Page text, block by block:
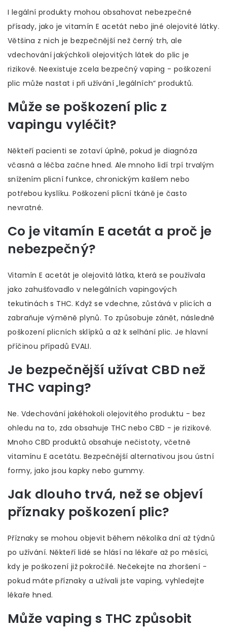
I legální produkty mohou obsahovat nebezpečné
přísady, jako je vitamín E acetát nebo jiné olejovité látky.
Většina z nich je bezpečnější než černý trh, ale
vdechování jakýchkoli olejovitých látek do plic je
rizikové. Neexistuje zcela bezpečný vaping - poškození
plic může nastat i při užívání „legálních“ produktů.
Může se poškození plic z
vapingu vyléčit?
Někteří pacienti se zotaví úplně, pokud je diagnóza
včasná a léčba začne hned. Ale mnoho lidí trpí trvalým
snížením plicní funkce, chronickým kašlem nebo
potřebou kyslíku. Poškození plicní tkáně je často
nevratné.
Co je vitamín E acetát a proč je
nebezpečný?
Vitamín E acetát je olejovitá látka, která se používala
jako zahušťovadlo v nelegálních vapingových
tekutinách s THC. Když se vdechne, zůstává v plicích a
zabraňuje výměně plynů. To způsobuje zánět, následně
poškození plicních sklípků a až k selhání plic. Je hlavní
příčinou případů EVALI.
Je bezpečnější užívat CBD než
THC vaping?
Ne. Vdechování jakéhokoli olejovitého produktu - bez
ohledu na to, zda obsahuje THC nebo CBD - je rizikové.
Mnoho CBD produktů obsahuje nečistoty, včetně
vitamínu E acetátu. Bezpečnější alternativou jsou ústní
formy, jako jsou kapky nebo gummy.
Jak dlouho trvá, než se objeví
příznaky poškození plic?
Příznaky se mohou objevit během několika dní až týdnů
po užívání. Někteří lidé se hlásí na lékaře až po měsíci,
kdy je poškození již pokročilé. Nečekejte na zhoršení -
pokud máte příznaky a užívali jste vaping, vyhledejte
lékaře hned.
Může vaping s THC způsobit